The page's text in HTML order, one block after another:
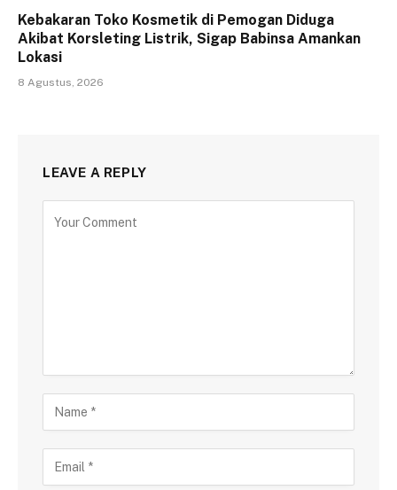
Kebakaran Toko Kosmetik di Pemogan Diduga
Akibat Korsleting Listrik, Sigap Babinsa Amankan
Lokasi
8 Agustus, 2026
LEAVE A REPLY